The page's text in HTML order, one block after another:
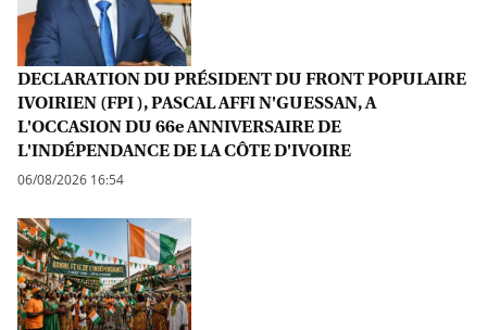
DECLARATION DU PRÉSIDENT DU FRONT POPULAIRE
IVOIRIEN (FPI ), PASCAL AFFI N'GUESSAN, A
L'OCCASION DU 66e ANNIVERSAIRE DE
L'INDÉPENDANCE DE LA CÔTE D'IVOIRE
06/08/2026 16:54